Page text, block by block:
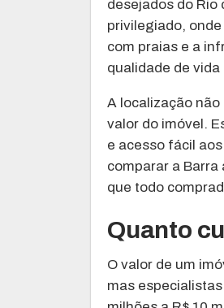
desejados do Rio
privilegiado,
com praias e a
qualidade de
A localização
valor do imóvel.
e acesso fácil
comparar a Barra
que todo
Quanto
O valor de um
mas